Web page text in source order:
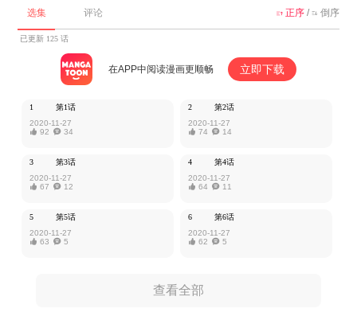
不接！系统敢威胁？揍他！
苏辰不耐烦道：“你等我把一百万技能点花完再说！”
该作品由掌阅授权MangaToon发布，内容仅为作者本人观点，不代表Mang
aToon所持立场。
选集 评论  正序/  倒序
已更新 125 话
在APP中阅读漫画更顺畅 立即下载
1
第1话
2020-11-27
 92 34
2
第2话
2020-11-27
 74 14
3
第3话
2020-11-27
 67 12
4
第4话
2020-11-27
 64 11
5
第5话
2020-11-27
 63 5
6
第6话
2020-11-27
 62 5
查看全部